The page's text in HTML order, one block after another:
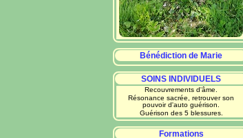
Bénédiction de Marie
SOINS INDIVIDUELS
Recouvrements d'âme.
Résonance sacrée, retrouver son
pouvoir d'auto guérison.
Guérison des 5 blessures.
Formations